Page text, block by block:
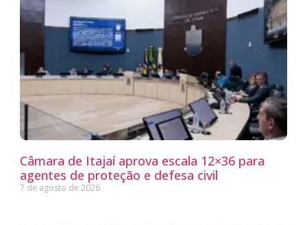
Câmara de Itajaí aprova escala 12×36 para
agentes de proteção e defesa civil
7 de agosto de 2026